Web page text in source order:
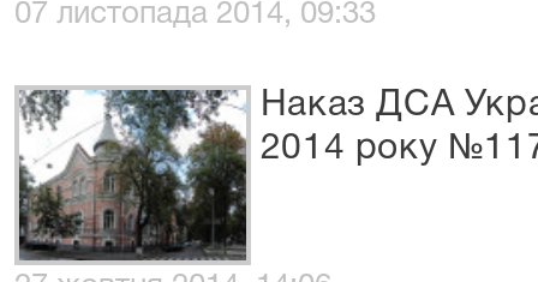
07 листопада 2014, 09:33
Наказ ДСА
2014 року